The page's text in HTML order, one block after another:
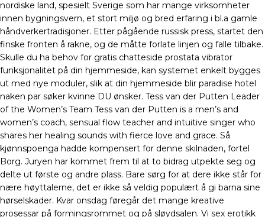
nordiske land, spesielt Sverige som har mange virksomheter
innen bygningsvern, et stort miljø og bred erfaring i bl.a gamle
håndverkertradisjoner. Etter pågående russisk press, startet den
finske fronten å rakne, og de måtte forlate linjen og falle tilbake.
Skulle du ha behov for gratis chatteside prostata vibrator
funksjonalitet på din hjemmeside, kan systemet enkelt bygges
ut med nye moduler, slik at din hjemmeside blir paradise hotel
naken par søker kvinne DU ønsker. Tess van der Putten Leader
of the Women’s Team Tess van der Putten is a men’s and
women’s coach, sensual flow teacher and intuitive singer who
shares her healing sounds with fierce love and grace. Så
kjønnspoenga hadde kompensert for denne skilnaden, fortel
Borg. Juryen har kommet frem til at to bidrag utpekte seg og
delte ut første og andre plass. Bare sørg for at dere ikke står for
nære høyttalerne, det er ikke så veldig populært å gi barna sine
hørselskader. Kvar onsdag føregår det mange kreative
prosessar på formingsrommet og på sløydsalen. Vi sex erotikk